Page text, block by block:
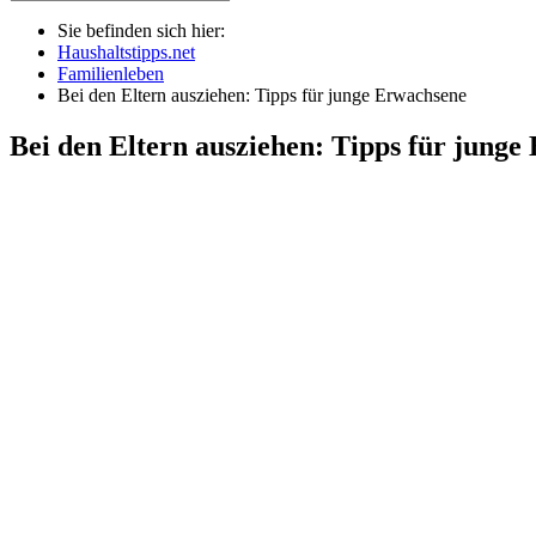
Sie befinden sich hier:
Haushaltstipps.net
Familienleben
Bei den Eltern ausziehen: Tipps für junge Erwachsene
Bei den Eltern ausziehen: Tipps für junge